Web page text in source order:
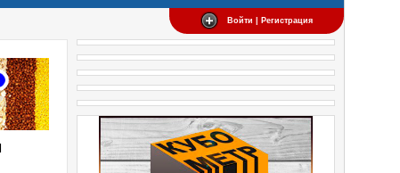
Войти | Регистрация